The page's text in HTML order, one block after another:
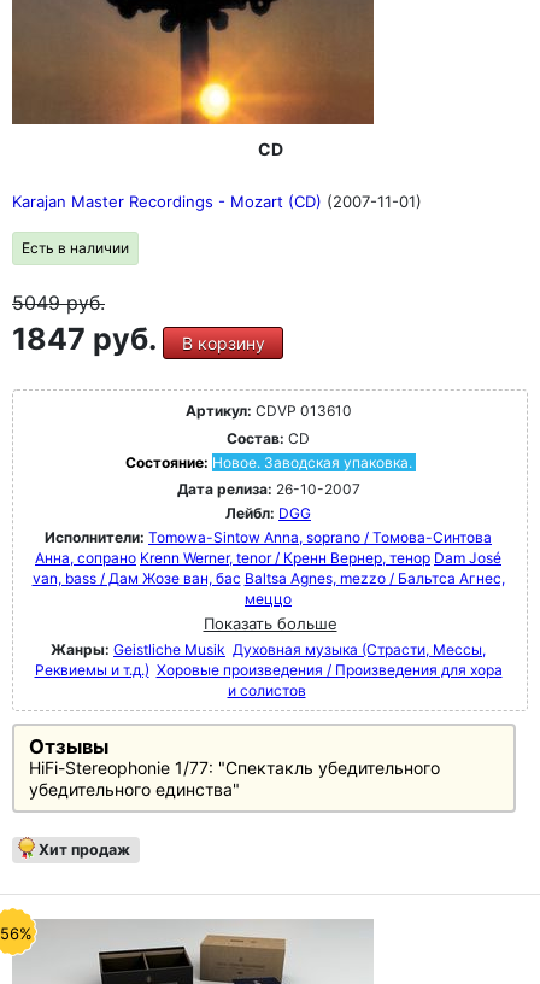
CD
Karajan Master Recordings - Mozart (CD) (2007-11-01)
Есть в наличии
5049руб.
1847 руб. В корзину
Артикул: CDVP 013610
Состав: CD
Состояние: Новое. Заводская упаковка.
Дата релиза: 26-10-2007
Лейбл: DGG
Исполнители: Tomowa-Sintow Anna, soprano / Томова-Синтова
Анна, сопрано Krenn Werner, tenor / Кренн Вернер, тенор Dam José
van, bass / Дам Жозе ван, бас Baltsa Agnes, mezzo / Бальтса Агнес,
меццо
Показать больше
Жанры: Geistliche Musik Духовная музыка (Страсти, Мессы,
Реквиемы и т.д.) Хоровые произведения / Произведения для хора
и солистов
Отзывы
HiFi-Stereophonie 1/77: "Спектакль убедительного
убедительного единства"
Хит продаж